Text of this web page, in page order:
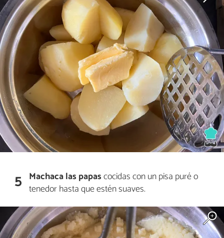
5 Machaca las papascocidas con un pisa puré o
tenedor hasta que estén suaves.